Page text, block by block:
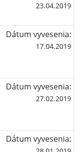
23.04.2019
Dátum vyvesenia:
17.04.2019
Dátum vyvesenia:
27.02.2019
Dátum vyvesenia: